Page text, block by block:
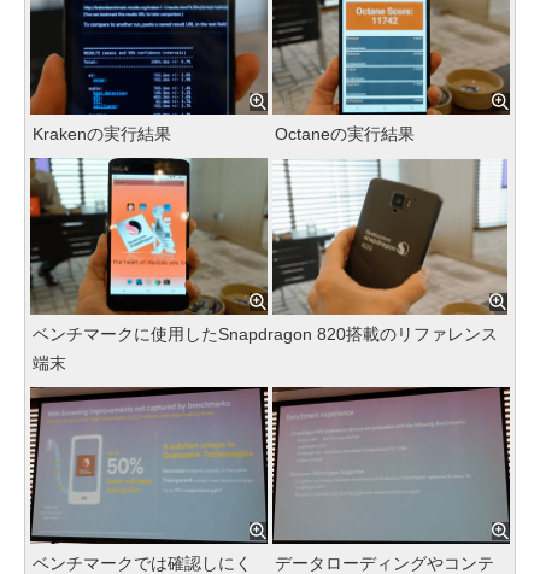
Krakenの実行結果 Octaneの実行結果
ベンチマークに使用したSnapdragon 820搭載のリファレンス
端末
ベンチマークでは確認しにく
データローディングやコンテ